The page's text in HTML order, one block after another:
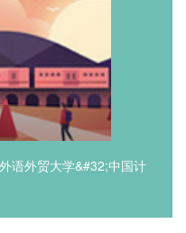
语外贸大学&#32;中国计